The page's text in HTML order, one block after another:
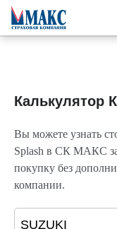
Калькулятор
Вы можете узнать
Splash в СК МАКС
покупку без
компании.